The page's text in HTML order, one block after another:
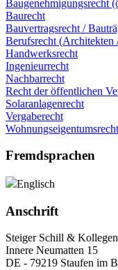
Baugenehmigungsrecht
Baurecht
Bauvertragsrecht /
Berufsrecht (Architekten
Handwerksrecht
Ingenieurrecht
Nachbarrecht
Recht der öffentlichen
Solaranlagenrecht
Vergaberecht
Wohnungseigentumsrecht
Fremdsprachen
Englisch
Anschrift
Steiger Schill &
Innere Neumatten 15
DE - 79219 Staufen im